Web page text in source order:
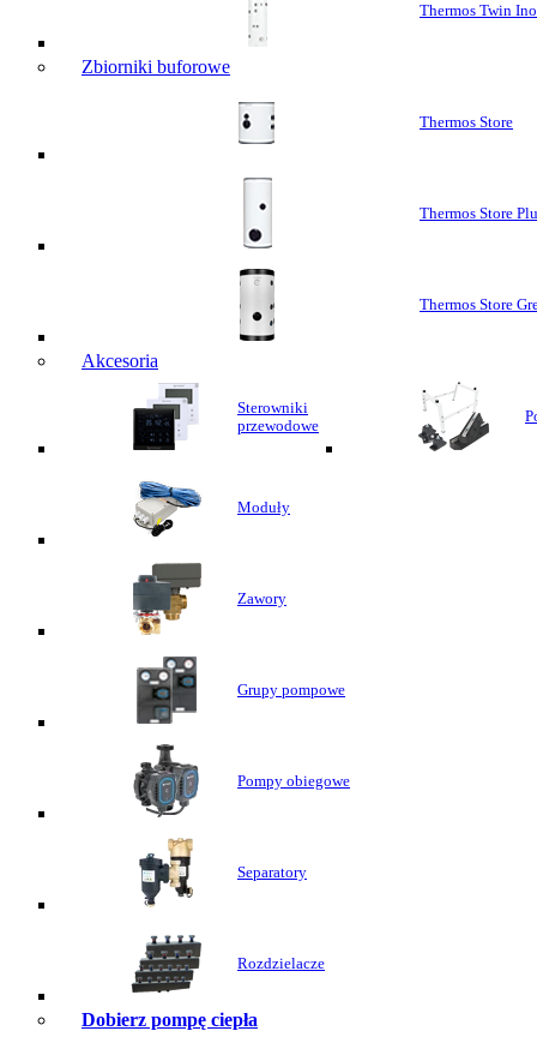
Thermos Twin
Zbiorniki buforowe
Thermos Store
Thermos Store
Thermos Store
Akcesoria
Sterowniki
przewodowe
Moduły
Zawory
Grupy pompowe
Pompy obiegowe
Separatory
Rozdzielacze
Dobierz pompę ciepła